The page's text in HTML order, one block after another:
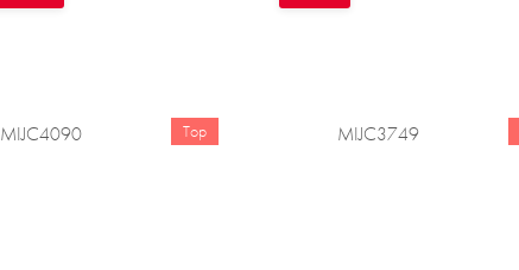
MIJC4090 Top MIJC3749